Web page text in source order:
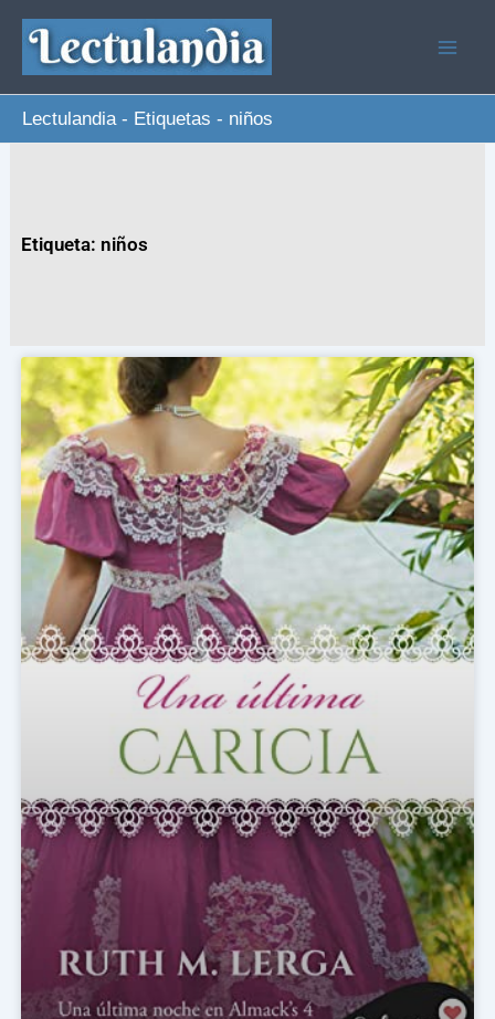
contenido
Lectulandia- Etiquetas - niños
Etiqueta: niños
PagePagePage Page